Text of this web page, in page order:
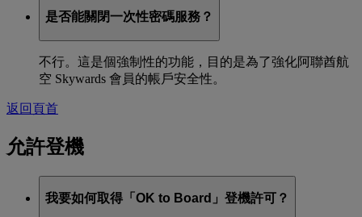
是否能關閉一次性密碼服務？
不行。這是個強制性的功能，目的是為了強化阿聯酋航
空 Skywards 會員的帳戶安全性。
返回頁首
允許登機
我要如何取得「OK to Board」登機許可？